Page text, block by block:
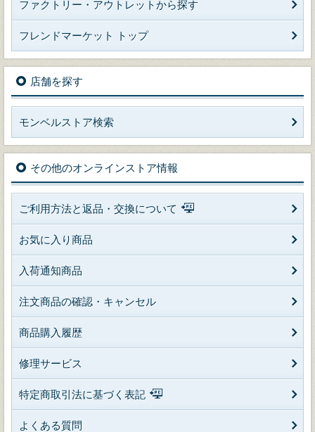
ファクトリー・アウトレットから探す
フレンドマーケット トップ
店舗を探す
モンベルストア検索
その他のオンラインストア情報
ご利用方法と返品・交換について
お気に入り商品
入荷通知商品
注文商品の確認・キャンセル
商品購入履歴
修理サービス
特定商取引法に基づく表記
よくある質問